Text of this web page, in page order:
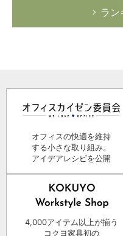
ラン
オフィスの快適を維持
する小さな取り組み。
アイデアレシピを公開
4,000アイテム以上が揃う
コクヨ家具初の